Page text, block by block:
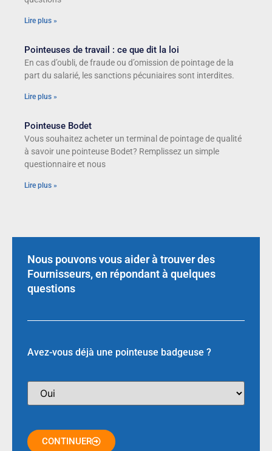
Lire plus »
Pointeuses de travail : ce que dit la loi
En cas d’oubli, de fraude ou d’omission de pointage de la
part du salarié, les sanctions pécuniaires sont interdites.
Lire plus »
Pointeuse Bodet
Vous souhaitez acheter un terminal de pointage de qualité
à savoir une pointeuse Bodet? Remplissez un simple
questionnaire et nous
Lire plus »
Nous pouvons vous aider à trouver des
Fournisseurs, en répondant à quelques
questions
Avez-vous déjà une pointeuse badgeuse ?
CONTINUER